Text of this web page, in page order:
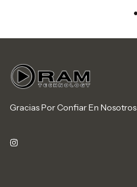
Gracias Por Confiar En